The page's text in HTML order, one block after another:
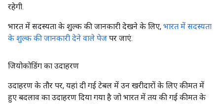
रहेगी.
भारत में सदस्यता के शुल्क की जानकारी देखने के लिए, भारत में सदस्यता
के शुल्क की जानकारी देने वाले पेज पर जाएं.
जियोकोडिंग का उदाहरण
उदाहरण के तौर पर, यहां दी गई टेबल में उन खरीदारों के लिए कीमत में
हुए बदलाव का उदाहरण दिया गया है जो भारत में तय की गई कीमत के